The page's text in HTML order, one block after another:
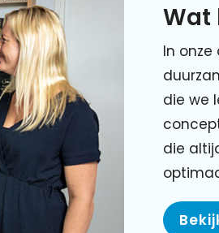
Wat
In
die we
die